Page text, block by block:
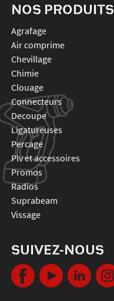
NOS PRODUITS
agrafage
air comprime
chevillage
chimie
clouage
connecteurs
decoupe
ligatureuses
percage
plv et accessoires
promos
radios
suprabeam
vissage
SUIVEZ-NOUS